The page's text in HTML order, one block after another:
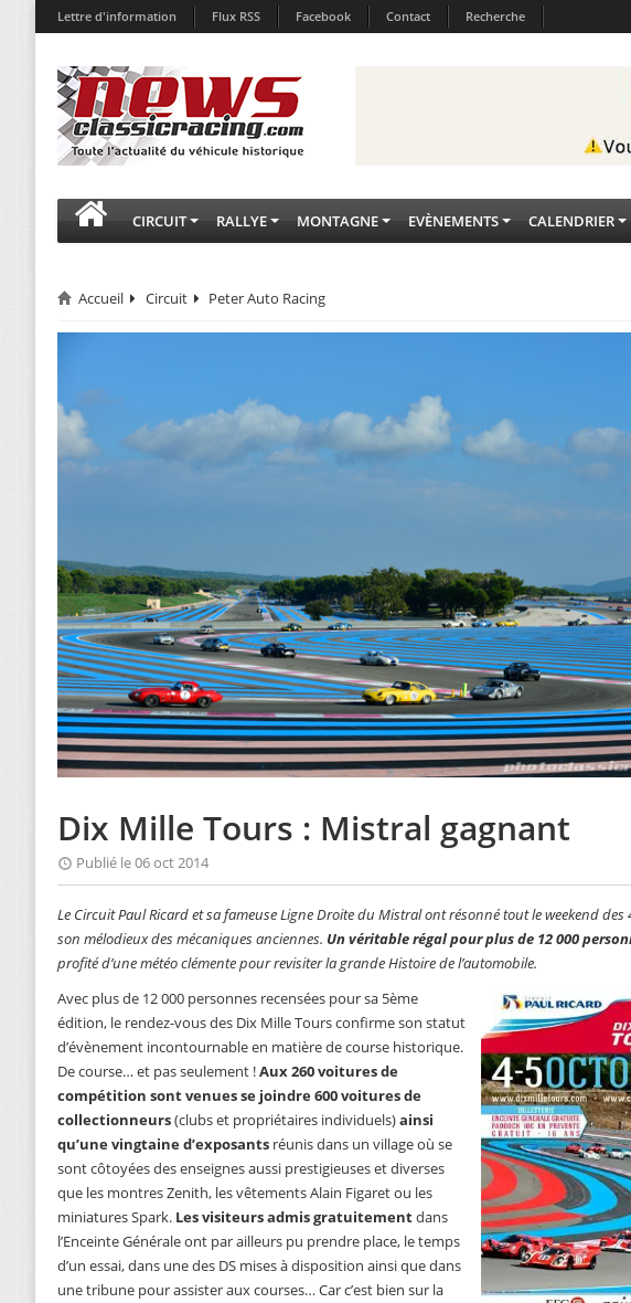
Lettre d'information Flux RSS Facebook Contact Recherche
CIRCUIT RALLYE MONTAGNE EVÈNEMENTS CALENDRIER
Accueil Circuit Peter Auto Racing
Dix Mille Tours : Mistral gagnant
Publié le 06 oct 2014
Le Circuit Paul Ricard et sa fameuse Ligne Droite du Mistral ont résonné tout le weekend des
son mélodieux des mécaniques anciennes. Un véritable régal pour plus de 12 000
profité d’une météo clémente pour revisiter la grande Histoire de l’automobile.
Avec plus de 12 000 personnes recensées pour sa 5ème
édition, le rendez-vous des Dix Mille Tours confirme son statut
d’évènement incontournable en matière de course historique.
De course… et pas seulement !Aux 260 voitures de
compétition sont venues se joindre 600 voitures de
collectionneurs(clubs et propriétaires individuels)ainsi
qu’une vingtaine d’exposants réunis dans un village où se
sont côtoyées des enseignes aussi prestigieuses et diverses
que les montres Zenith, les vêtements Alain Figaret ou les
miniatures Spark. Les visiteurs admis gratuitementdans
l’Enceinte Générale ont par ailleurs pu prendre place, le temps
d’un essai, dans une des DS mises à disposition ainsi que dans
une tribune pour assister aux courses… Car c’est bien sur la